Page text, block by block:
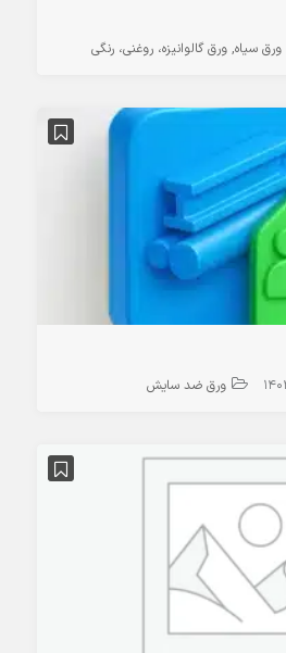
ورق سیاه ورق گالوانیزه، روغنی، رنگی
ورق ضد سایش